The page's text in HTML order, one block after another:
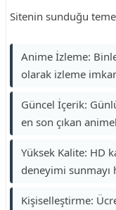
Sitenin sunduğu
Anime İzleme:
olarak izleme
Güncel İçerik:
en son çıkan
Yüksek Kalite: HD
deneyimi sunmayı
Kişiselleştirme: